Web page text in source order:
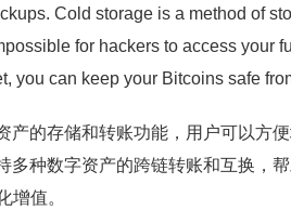
Cold storage is a method of
for hackers to access your
you can keep your Bitcoins safe
产的存储和转账功能，用户可以方
多种数字资产的跨链转账和互换，
增值。